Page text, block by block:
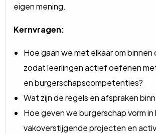
eigen mening.
Kernvragen:
Hoe gaan we met elkaar om binnen
zodat leerlingen actief oefenen
en burgerschapscompetenties?
Wat zijn de regels en afspraken
Hoe geven we burgerschap vorm in
vakoverstijgende projecten en